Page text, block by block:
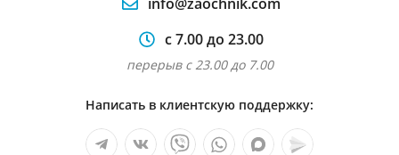
с 7.00 до 23.00
перерыв с 23.00 до 7.00
Написать в клиентскую поддержку: